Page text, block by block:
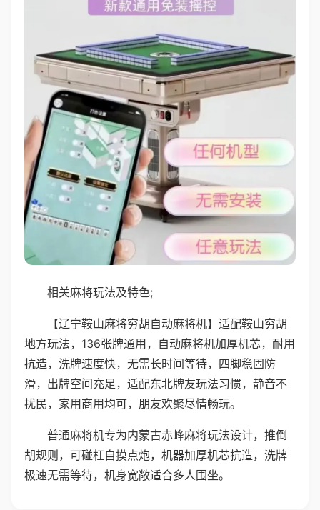
相关麻将玩法及特色;
【辽宁鞍山麻将穷胡自动麻将机】适配鞍山穷胡
地方玩法，136张牌通用，自动麻将机加厚机芯，耐用
抗造，洗牌速度快，无需长时间等待，四脚稳固防
滑，出牌空间充足，适配东北牌友玩法习惯，静音不
扰民，家用商用均可，朋友欢聚尽情畅玩。
普通麻将机专为内蒙古赤峰麻将玩法设计，推倒
胡规则，可碰杠自摸点炮，机器加厚机芯抗造，洗牌
极速无需等待，机身宽敞适合多人围坐。